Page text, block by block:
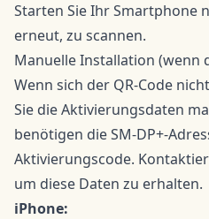
Starten Sie Ihr Smartphone
erneut, zu scannen.
Manuelle Installation (wenn
Wenn sich der QR-Code
Sie die Aktivierungsdaten
benötigen die SM-DP+-
Aktivierungscode.
um diese Daten zu erhalten.
iPhone: